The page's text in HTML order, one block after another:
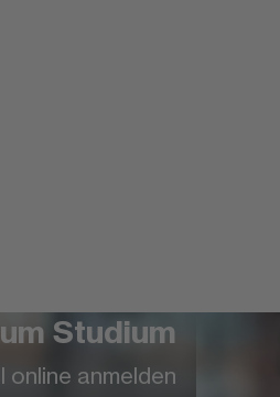
Studium
online anmelden
Hochschule